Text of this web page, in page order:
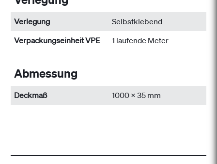
Verlegung
Selbstklebend
Verpackungseinheit VPE
1 laufende Meter
Abmessung
Deckmaß 1000 x 35 mm